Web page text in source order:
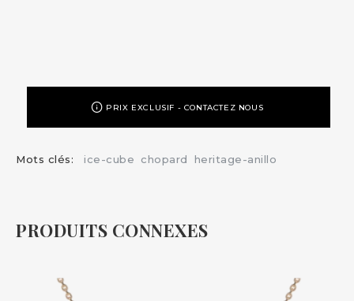
PRIX EXCLUSIF - CONTACTEZ NOUS
Mots clés: ice-cube chopard heritage-anillo
PRODUITS CONNEXES